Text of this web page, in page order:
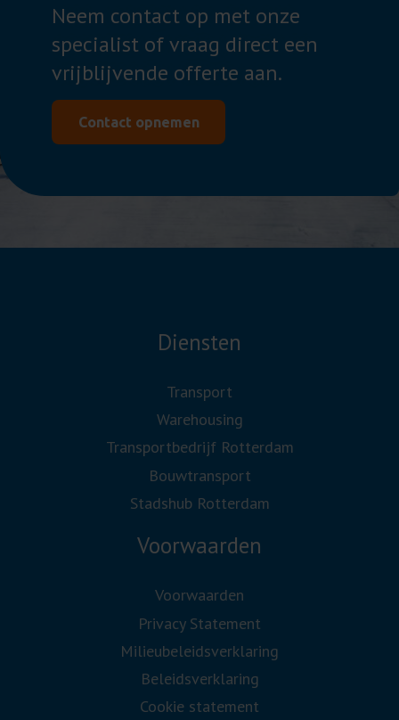
Neem contact op met onze
specialist of vraag direct een
vrijblijvende offerte aan.
Contact opnemen
Diensten
Transport
Warehousing
Transportbedrijf Rotterdam
Bouwtransport
Stadshub Rotterdam
Voorwaarden
Voorwaarden
Privacy Statement
Milieubeleidsverklaring
Beleidsverklaring
Cookie statement